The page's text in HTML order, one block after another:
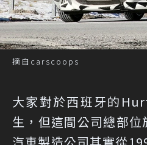
摘自carscoops
大家對於西班牙的
生，但這間公司總部